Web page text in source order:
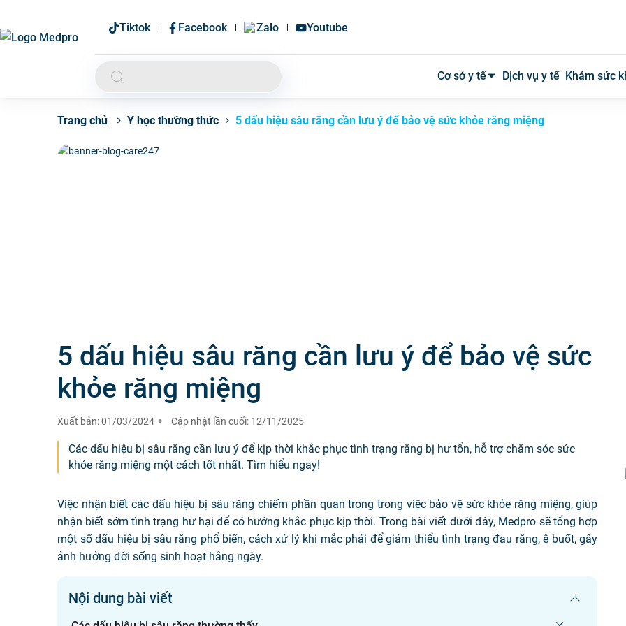
Tiktok Facebook Zalo Youtube
Cơ sở y tế Dịch vụ y tế Khám sức
Trang chủ Y học thường thức 5 dấu hiệu sâu răng cần lưu ý để bảo vệ sức khỏe răng miệng
5 dấu hiệu sâu răng cần lưu ý để bảo vệ sức
khỏe răng miệng
Xuất bản:01/03/2024 Cập nhật lần cuối: 12/11/2025
Các dấu hiệu bị sâu răng cần lưu ý để kịp thời khắc phục tình trạng răng bị hư tổn, hỗ trợ chăm sóc sức
khỏe răng miệng một cách tốt nhất. Tìm hiểu ngay!
Việc nhận biết các dấu hiệu bị sâu răng chiếm phần quan trọng trong việc bảo vệ sức khỏe răng miệng, giúp
nhận biết sớm tình trạng hư hại để có hướng khắc phục kịp thời. Trong bài viết dưới đây, Medpro sẽ tổng hợp
một số dấu hiệu bị sâu răng phổ biến, cách xử lý khi mắc phải để giảm thiểu tình trạng đau răng, ê buốt, gây
ảnh hưởng đời sống sinh hoạt hằng ngày.
Nội dung bài viết